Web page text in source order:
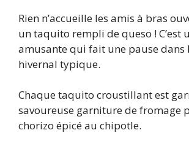
Rien n’accueille les amis à bras
un taquito rempli de queso ! C’est
amusante qui fait une pause dans
hivernal typique.
Chaque taquito croustillant est
savoureuse garniture de fromage
chorizo ​​épicé au chipotle.